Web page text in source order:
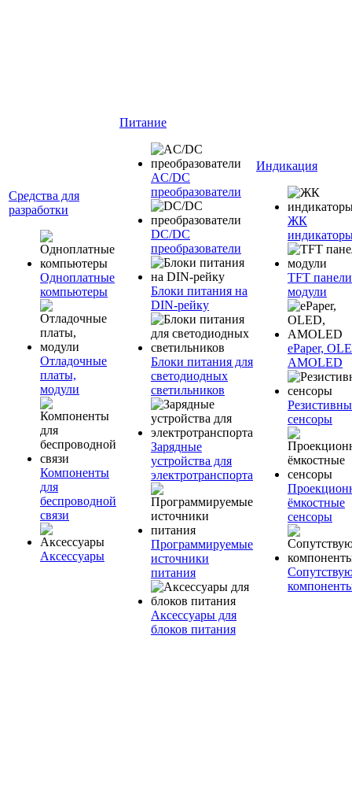
Средства для
разработки
Одноплатные
компьютеры
Отладочные
платы,
модули
Компоненты
для
беспроводной
связи
Аксессуары
Питание
AC/DC
преобразователи
DC/DC
преобразователи
Блоки питания на
DIN-рейку
Блоки питания для
светодиодных
светильников
Зарядные
устройства для
электротранспорта
Программируемые
источники
питания
Аксессуары для
блоков питания
Индикация
ЖК
TFT
модули
ePaper,
AMOLED
сенсоры
ёмкостные
сенсоры